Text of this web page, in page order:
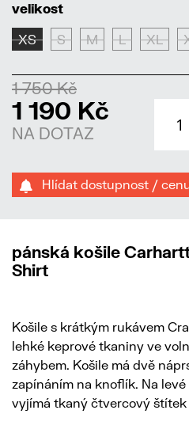
velikost
XS S M L XL
1 750 Kč
1 190 Kč
NA DOTAZ
Hlídat dostupnost /
pánská košile
Shirt
Košile s krátkým rukávem
lehké keprové tkaniny ve
záhybem. Košile má dvě
zapínáním na knoflík. Na
vyjímá tkaný čtvercový štítek